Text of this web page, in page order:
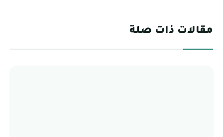
مقالات ذات صلة